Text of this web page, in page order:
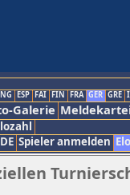
ESP FAI FIN FRA GER GRE
Galerie
Spieler anmelden